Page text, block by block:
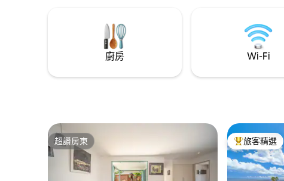
廚房 Wi-Fi
超讚房東
超讚房東 旅客精選榜首
旅客精選